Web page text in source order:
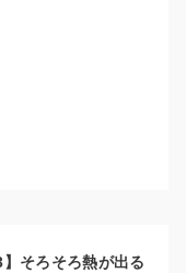
】そろそろ熱が出る